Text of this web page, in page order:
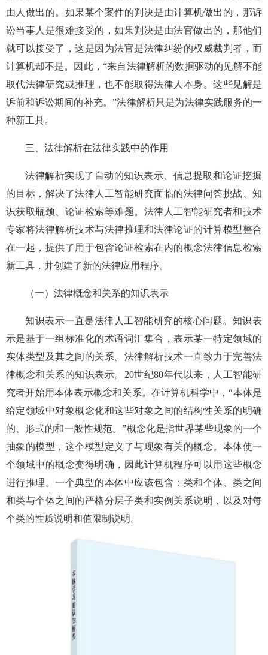
由人做出的。如果某个案件的判决是由计算机做出的，那诉
讼当事人是很难接受的，如果判决是由法官做出的，那他们
就可以接受了，这是因为法官是法律纠纷的权威裁判者，而
计算机却不是。因此，“来自法律解析的数据驱动的见解不能
取代法律研究或推理，也不能取得法律人本身。这些见解是
诉前和诉讼期间的补充。”法律解析只是为法律实践服务的一
种新工具。
三、法律解析在法律实践中的作用
法律解析实现了自动的知识表示、信息提取和论证挖掘
的目标，解决了法律人工智能研究面临的法律问答挑战、知
识获取瓶颈、论证检索等难题。法律人工智能研究者和技术
专家将法律解析技术与法律推理和法律论证的计算模型整合
在一起，提供了用于包含论证检索在内的概念法律信息检索
新工具，并创建了新的法律应用程序。
（一）法律概念和关系的知识表示
知识表示一直是法律人工智能研究的核心问题。知识表
示是基于一组标准化的术语词汇集合，表示某一特定领域的
实体类型及其之间的关系。法律解析技术一直致力于完善法
律概念和关系的知识表示。20世纪80年代以来，人工智能研
究者开始用本体表示概念和关系。在计算机科学中，“本体是
给定领域中对象概念化和这些对象之间的结构性关系的明确
的、形式的和一般性规范。”概念化是指世界某些现象的一个
抽象的模型，这个模型定义了与现象有关的概念。本体使一
个领域中的概念变得明确，因此计算机程序可以用这些概念
进行推理。一个典型的本体中应该包含：类和个体、类之间
和类与个体之间的严格分层子类和实例关系说明，以及对每
个类的性质说明和值限制说明。